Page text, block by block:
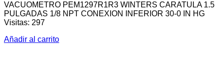
VACUOMETRO PEM1297R1R3 WINTERS CARATULA 1.5
PULGADAS 1/8 NPT CONEXION INFERIOR 30-0 IN HG
Visitas: 297
Añadir al carrito